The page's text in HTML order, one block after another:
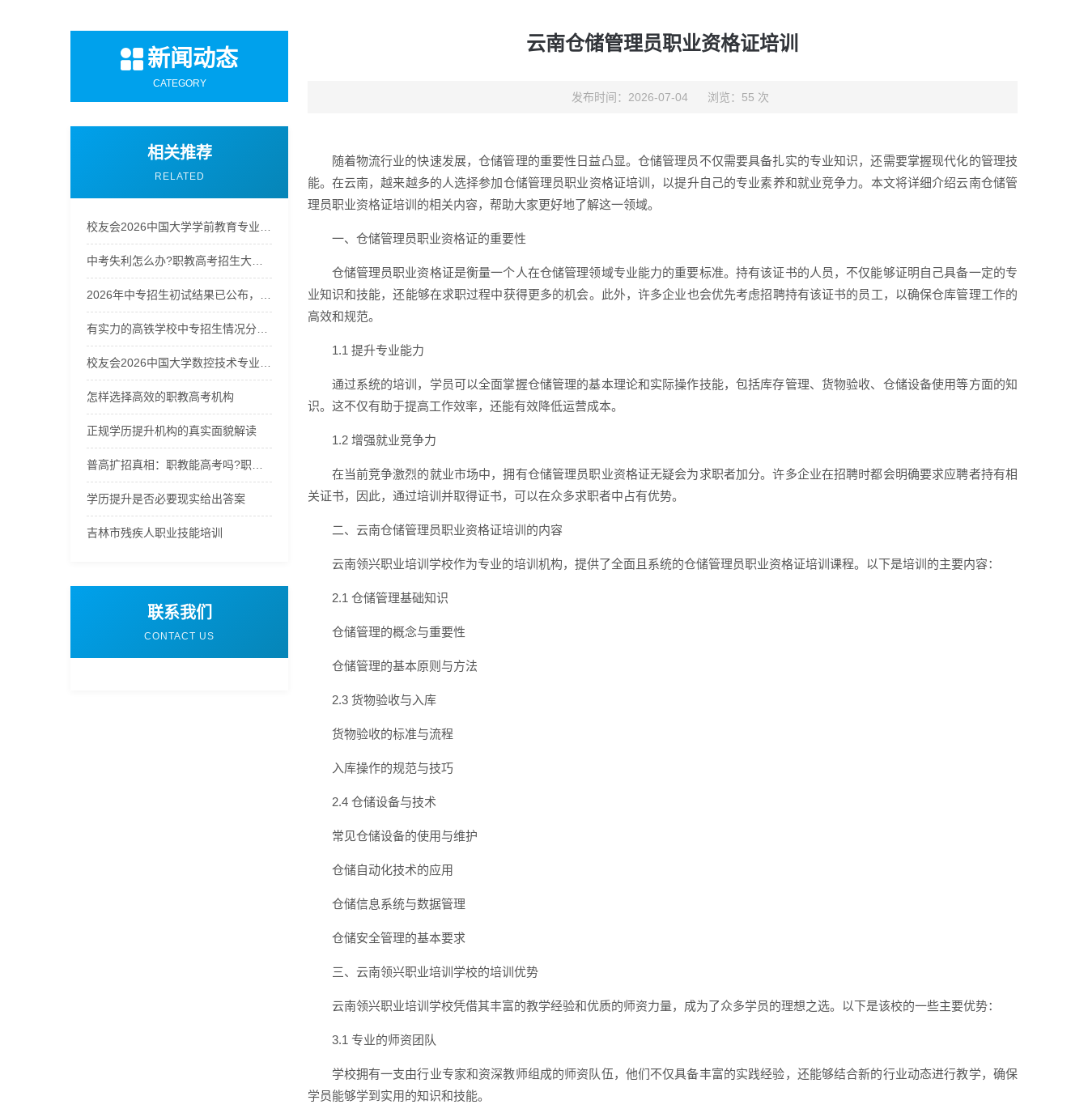
新闻动态
CATEGORY
相关推荐
RELATED
怎样选择高效的职教高考机构
正规学历提升机构的真实面貌解读
学历提升是否必要现实给出答案
吉林市残疾人职业技能培训
联系我们
CONTACT US
云南仓储管理员职业资格证培训
发布时间：2026-07-04 浏览：55 次
随着物流行业的快速发展，仓储管理的重要性日益凸显。仓储管理员不仅需要具备扎实的专业知识，还需要掌握现代化的管理技
能。在云南，越来越多的人选择参加仓储管理员职业资格证培训，以提升自己的专业素养和就业竞争力。本文将详细介绍云南仓储管
理员职业资格证培训的相关内容，帮助大家更好地了解这一领域。
一、仓储管理员职业资格证的重要性
仓储管理员职业资格证是衡量一个人在仓储管理领域专业能力的重要标准。持有该证书的人员，不仅能够证明自己具备一定的专
业知识和技能，还能够在求职过程中获得更多的机会。此外，许多企业也会优先考虑招聘持有该证书的员工，以确保仓库管理工作的
高效和规范。
1.1 提升专业能力
通过系统的培训，学员可以全面掌握仓储管理的基本理论和实际操作技能，包括库存管理、货物验收、仓储设备使用等方面的知
识。这不仅有助于提高工作效率，还能有效降低运营成本。
1.2 增强就业竞争力
在当前竞争激烈的就业市场中，拥有仓储管理员职业资格证无疑会为求职者加分。许多企业在招聘时都会明确要求应聘者持有相
关证书，因此，通过培训并取得证书，可以在众多求职者中占有优势。
二、云南仓储管理员职业资格证培训的内容
云南领兴职业培训学校作为专业的培训机构，提供了全面且系统的仓储管理员职业资格证培训课程。以下是培训的主要内容：
2.1 仓储管理基础知识
仓储管理的概念与重要性
仓储管理的基本原则与方法
2.3 货物验收与入库
货物验收的标准与流程
入库操作的规范与技巧
2.4 仓储设备与技术
常见仓储设备的使用与维护
仓储自动化技术的应用
仓储信息系统与数据管理
仓储安全管理的基本要求
三、云南领兴职业培训学校的培训优势
云南领兴职业培训学校凭借其丰富的教学经验和优质的师资力量，成为了众多学员的理想之选。以下是该校的一些主要优势：
3.1 专业的师资团队
学校拥有一支由行业专家和资深教师组成的师资队伍，他们不仅具备丰富的实践经验，还能够结合新的行业动态进行教学，确保
学员能够学到实用的知识和技能。